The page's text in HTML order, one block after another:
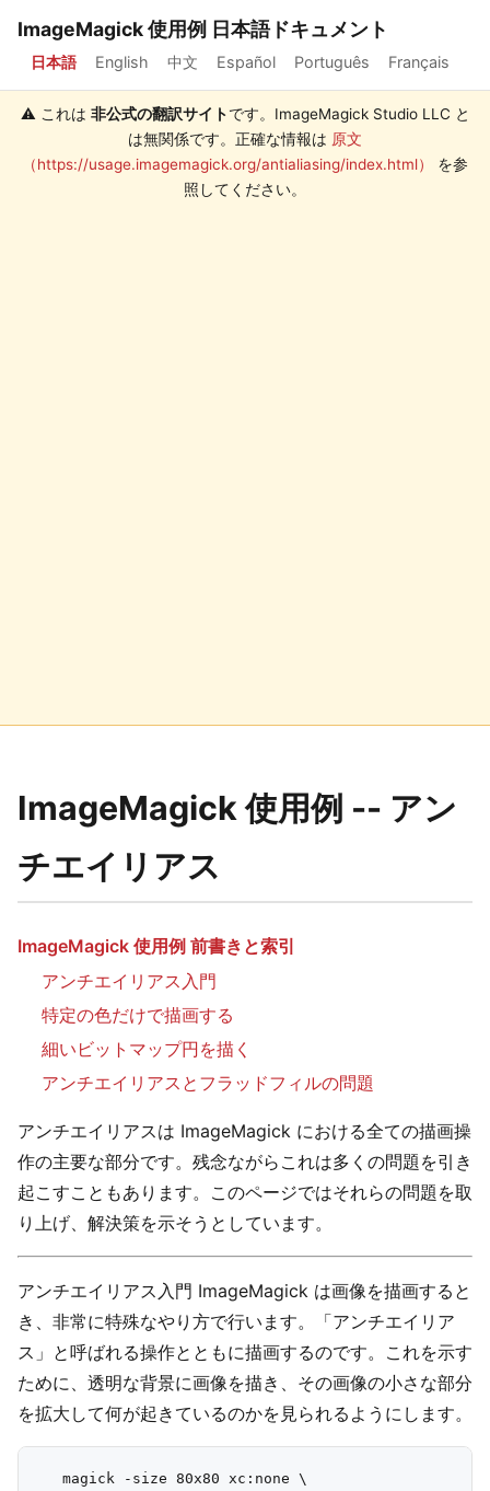
ImageMagick 使用例 日本語ドキュメント
日本語 English 中文 Español Português Français
⚠️ これは 非公式の翻訳サイトです。ImageMagick Studio LLC と
は無関係です。正確な情報は 原文
（https://usage.imagemagick.org/antialiasing/index.html）
を参
照してください。
ImageMagick 使用例 -- アン
チエイリアス
ImageMagick 使用例 前書きと索引
アンチエイリアス入門
特定の色だけで描画する
細いビットマップ円を描く
アンチエイリアスとフラッドフィルの問題
アンチエイリアスは ImageMagick における全ての描画操
作の主要な部分です。残念ながらこれは多くの問題を引き
起こすこともあります。このページではそれらの問題を取
り上げ、解決策を示そうとしています。
アンチエイリアス入門 ImageMagick は画像を描画すると
き、非常に特殊なやり方で行います。「アンチエイリア
ス」と呼ばれる操作とともに描画するのです。これを示す
ために、透明な背景に画像を描き、その画像の小さな部分
を拡大して何が起きているのかを見られるようにします。
   magick -size 80x80 xc:none \